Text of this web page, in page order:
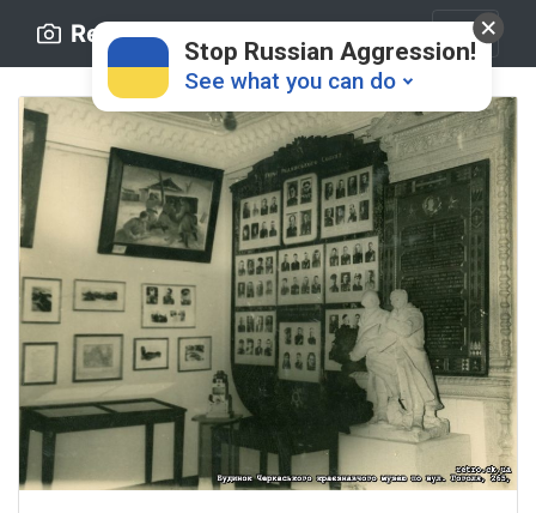
Retro.ck.ua
Stop Russian Aggression!
See what you can do
Donate 💸
Support Ukraine
Share this widget 📌